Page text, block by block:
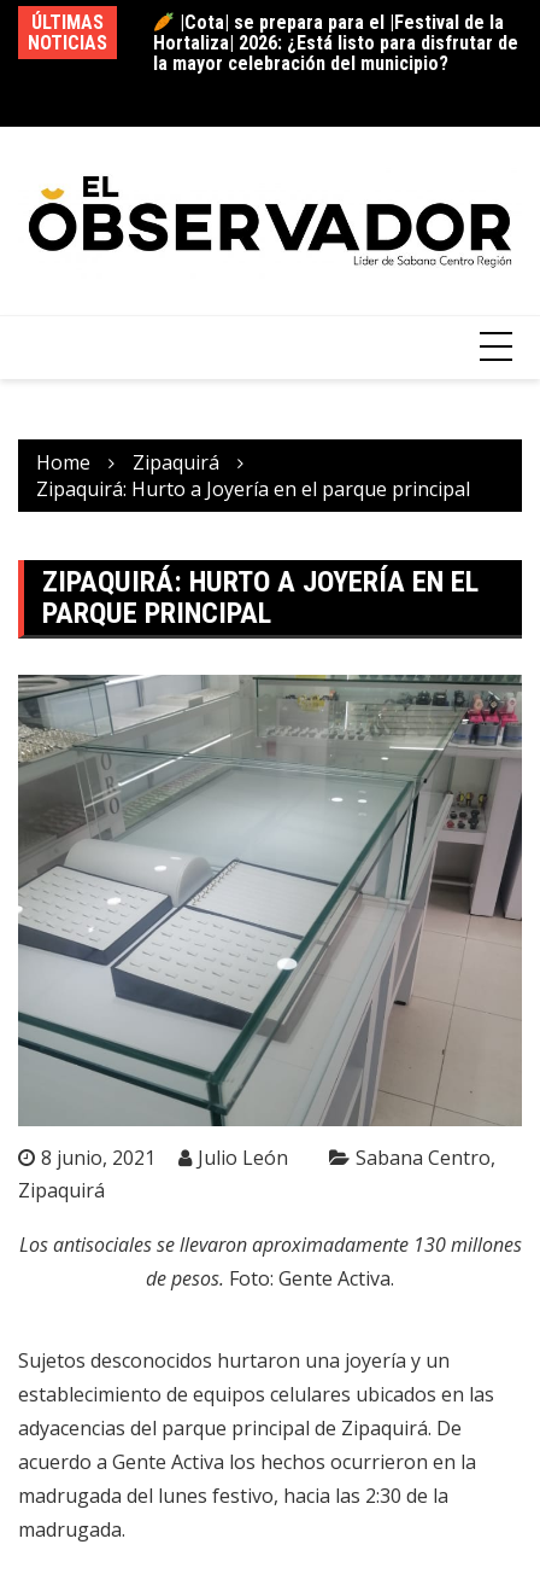
ÚLTIMAS
NOTICIAS
la mayor celebración del municipio?
|Tocancipá| abre convocatoria para las
“Cápsulas Cocina & Sazón” del XI |Festival
Gastronómico| 2026: ¿Se anima a compartir
Video
Home
Zipaquirá
Zipaquirá: Hurto a Joyería en el parque principal
ZIPAQUIRÁ: HURTO A JOYERÍA EN EL
PARQUE PRINCIPAL
8 junio, 2021 Julio León
Sabana Centro
Zipaquirá
Los antisociales se llevaron aproximadamente 130 millones
de pesos. Foto: Gente Activa.
Sujetos desconocidos hurtaron una joyería y un
establecimiento de equipos celulares ubicados en las
adyacencias del parque principal de Zipaquirá. De
acuerdo a Gente Activa los hechos ocurrieron en la
madrugada del lunes festivo, hacia las 2:30 de la
madrugada.